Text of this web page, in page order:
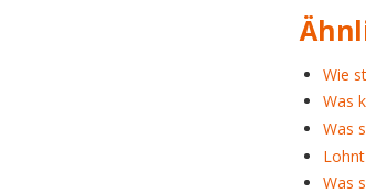
Wie
Was
Was
Was